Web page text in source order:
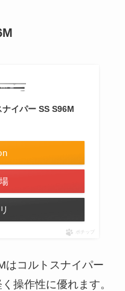
イパー SS S96M
ポチップ
はコルトスナイパー
操作性に優れます。